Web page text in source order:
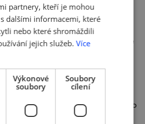
Kotala
partnerem společnosti EKP
Sekce správy daní a Sekce
z přidané hodnoty.
projekty patří
významného sportovního
daňových sporů s Finanční
partnery, kteří je mohou
dalšími informacemi, které
nebo které shromáždili
jejich služeb. Více
Výkonové
soubory
Soubory
cílení